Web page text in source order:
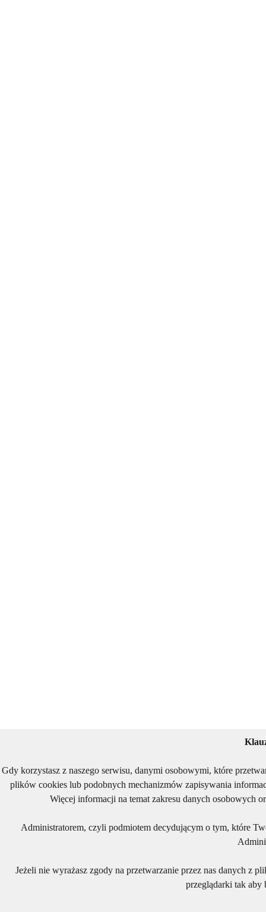
Gdy korzystasz z naszego serwisu, danymi osobowymi, które
plików cookies lub podobnych mechanizmów zapisywania
Więcej informacji na temat zakresu danych osobowych
Administratorem, czyli podmiotem decydującym o tym, które
Jeżeli nie wyrażasz zgody na przetwarzanie przez nas danych z
przeglądarki tak aby